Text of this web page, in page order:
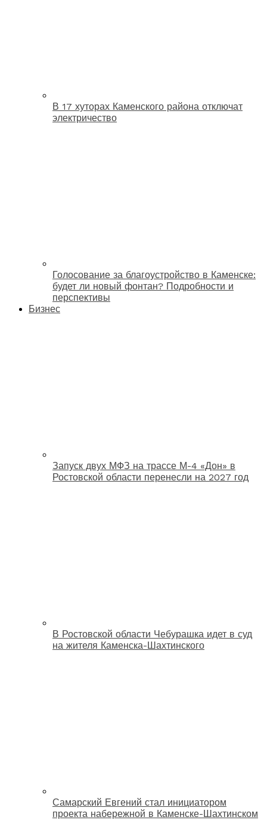
В 17 хуторах Каменского района отключат
электричество
Голосование за благоустройство в Каменске:
будет ли новый фонтан? Подробности и
перспективы
Бизнес
Запуск двух МФЗ на трассе М-4 «Дон» в
Ростовской области перенесли на 2027 год
В Ростовской области Чебурашка идет в суд
на жителя Каменска-Шахтинского
Самарский Евгений стал инициатором
проекта набережной в Каменске-Шахтинском